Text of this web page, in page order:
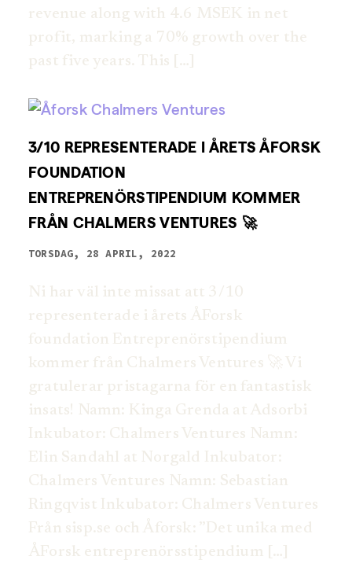
revenue along with 4.6 MSEK in net
profit, marking a 70% growth over the
past five years. This […]
3/10 REPRESENTERADE I ÅRETS ÅFORSK
FOUNDATION
ENTREPRENÖRSTIPENDIUM KOMMER
FRÅN CHALMERS VENTURES 🚀
TORSDAG, 28 APRIL, 2022
Ni har väl inte missat att 3/10
representerade i årets ÅForsk
foundation Entreprenörstipendium
kommer från Chalmers Ventures 🚀 Vi
gratulerar pristagarna för en fantastisk
insats! Namn: Kinga Grenda at Adsorbi
Inkubator: Chalmers Ventures Namn:
Elin Sandahl at Norgald Inkubator:
Chalmers Ventures Namn: Sebastian
Ringqvist Inkubator: Chalmers Ventures
Från sisp.se och Åforsk: ”Det unika med
ÅForsk entreprenörsstipendium […]